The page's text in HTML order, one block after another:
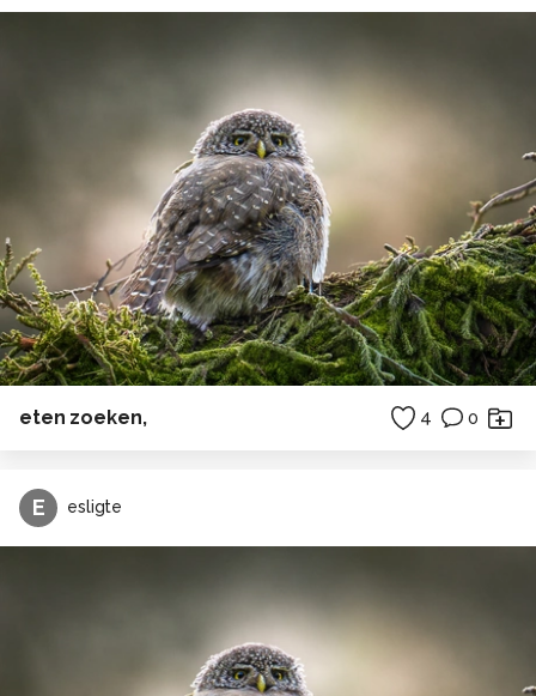
eten zoeken, 4 0
E esligte